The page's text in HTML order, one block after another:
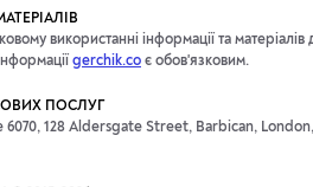
використанні інформації та матеріалів
gerchik.co є обов'язковим.
ПОСЛУГ
6070, 128 Aldersgate Street, Barbican,